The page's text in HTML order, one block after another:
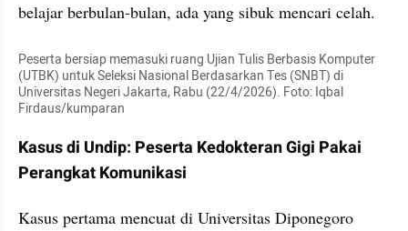
belajar berbulan-bulan, ada yang sibuk mencari celah.
Peserta bersiap memasuki ruang Ujian Tulis Berbasis Komputer
(UTBK) untuk Seleksi Nasional Berdasarkan Tes (SNBT) di
Universitas Negeri Jakarta, Rabu (22/4/2026). Foto: Iqbal
Firdaus/kumparan
Kasus di Undip: Peserta Kedokteran Gigi Pakai
Perangkat Komunikasi
Kasus pertama mencuat di Universitas Diponegoro